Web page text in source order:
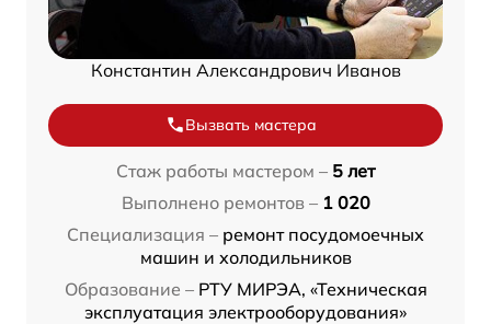
Константин Александрович Иванов
Вызвать мастера
Стаж работы мастером – 5 лет
Выполнено ремонтов – 1 020
Специализация – ремонт посудомоечных
машин и холодильников
Образование – РТУ МИРЭА, «Техническая
эксплуатация электрооборудования»